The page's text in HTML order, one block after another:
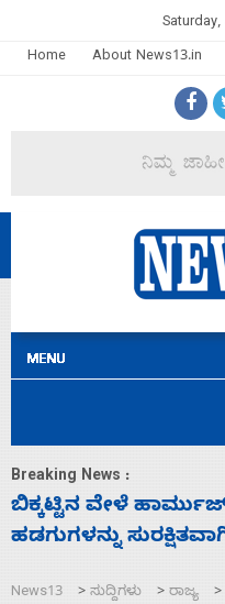
Home
About News13.in
Breaking News :
ನಾಗೇಂದ್ರ ರಾಜೀನಾಮೆ
ಬಿಡೆವು: ಛಲವಾದಿ
News13 > ಸುದ್ದಿಗಳು > ರಾಜ್ಯ >